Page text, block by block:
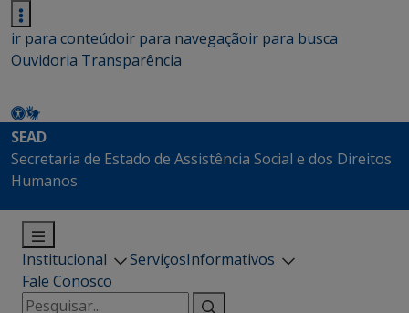
ir para conteúdoir para navegaçãoir para busca
Ouvidoria Transparência
SEAD
Secretaria de Estado de Assistência Social e dos Direitos
Humanos
Institucional ServiçosInformativos
Fale Conosco
Pesquisar